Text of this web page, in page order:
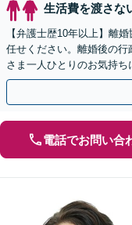
生活費を渡さな
【弁護士歴10年以上】離
任せください。離婚後の
さま一人ひとりのお気持
相談無料】【電話相談可】
電話でお問い合